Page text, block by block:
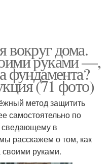
вокруг дома.
руками —,
фундамента?
(71 фото)
метод защитить
самостоятельно по
сведающему в
расскажем о том, как
своими руками.